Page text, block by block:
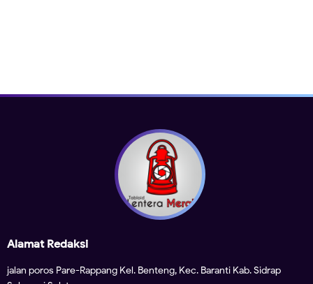
Alamat Redaksi
jalan poros Pare-Rappang Kel. Benteng, Kec. Baranti Kab. Sidrap